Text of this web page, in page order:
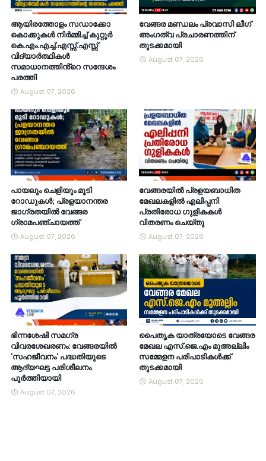
ആയിരത്തോളം സഡാക്കോ
കൊക്കുകൾ നിർമ്മിച്ച് കുറ്റൂർ
കെ.എം.എച്ച്.എസ്സ്.എസ്സ്
വിദ്യാർത്ഥികൾ
സമാധാനത്തിൻ്റെ സന്ദേശം
പരത്തി
August 07, 2026
വേങ്ങര മണ്ഡലം പ്രവാസി ലീഗ്
അംഗത്വ പ്രചാരണത്തിന്
തുടക്കമായി
August 07, 2026
പായലും ചെളിയും മൂടി
റോഡുകൾ; പ്രളയാനന്തര
ജാഗ്രതയിൽ വേങ്ങര
ഗ്രാമപഞ്ചായത്ത്
August 07, 2026
വേങ്ങരയിൽ പ്രളയബാധിത
മേഖലകളിൽ എലിപ്പനി
പ്രതിരോധ ഗുളികകൾ
വിതരണം ചെയ്തു
August 07, 2026
ഭിന്നശേഷി സമഗ്ര
വിവരശേഖരണം: വേങ്ങരയിൽ
‘സഹജീവനം’ പദ്ധതിയുടെ
ആദ്യഘട്ട പരിശീലനം
പൂർത്തിയായി
August 07, 2026
പൈതൃക യാത്രയോടെ വേങ്ങര
മേഖല എസ്.ജെ.എം മുഅല്ലിം
സമ്മേളന പരിപാടികൾക്ക്
തുടക്കമായി
August 07, 2026